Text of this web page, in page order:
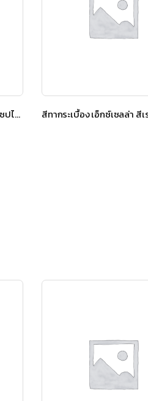
สีทากระเบื้อง เอ็กซ์เซลล่า สีเรดแซปไฟร์